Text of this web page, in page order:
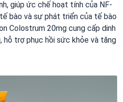
giúp ức chế hoạt tính của NF-
bào và sự phát triển của tế bào
Colostrum 20mg cung cấp dinh
hỗ trợ phục hồi sức khỏe và tăng